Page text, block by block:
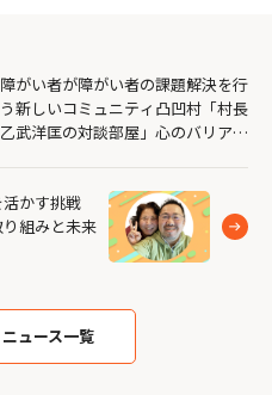
障がい者が障がい者の課題解決を行
う新しいコミュニティ凸凹村「村長
乙武洋匡の対談部屋」心のバリアフ
ニュース一覧
かす挑戦
組みと未来